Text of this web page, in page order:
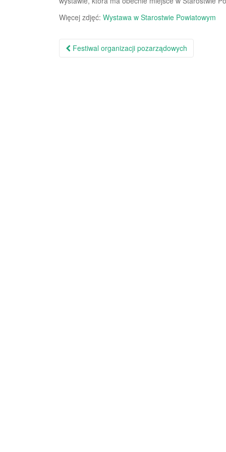
Więcej zdjęć: Wystawa w Starostwie Powiatowym
Nawigacja po wpisie
Festiwal organizacji pozarządowych